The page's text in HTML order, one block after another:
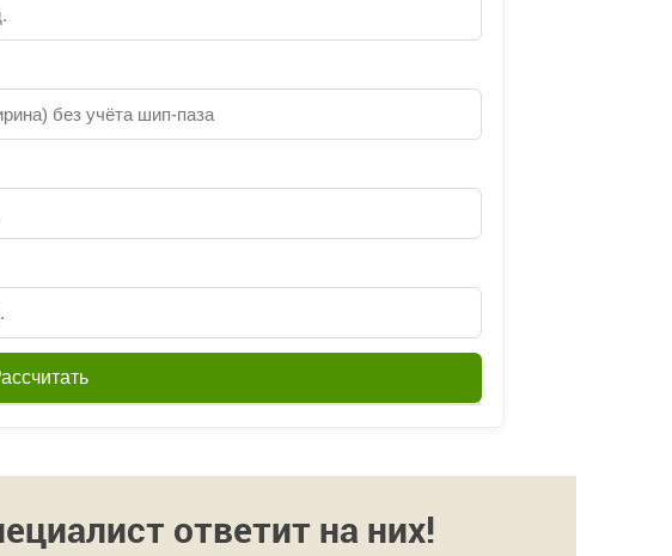
ответит на них!